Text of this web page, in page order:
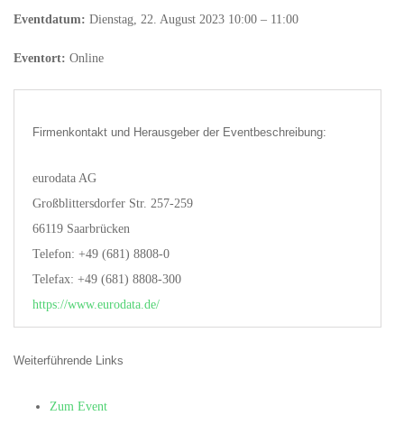
Eventdatum: Dienstag, 22. August 2023 10:00 – 11:00
Eventort: Online
Firmenkontakt und Herausgeber der Eventbeschreibung:
eurodata AG
Großblittersdorfer Str. 257-259
66119 Saarbrücken
Telefon: +49 (681) 8808-0
Telefax: +49 (681) 8808-300
https://www.eurodata.de/
Weiterführende Links
Zum Event